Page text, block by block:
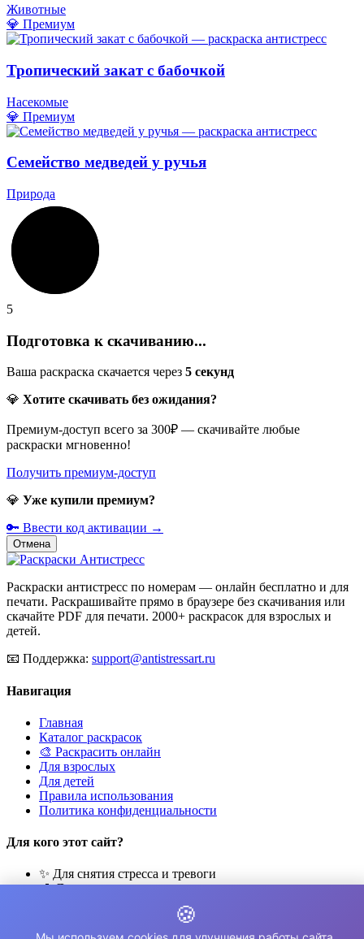
Животные
💎 Премиум
Тропический закат с бабочкой
Насекомые
💎 Премиум
Семейство медведей у ручья
Природа
5
Подготовка к скачиванию...
Ваша раскраска скачается через 5 секунд
💎 Хотите скачивать без ожидания?
Премиум-доступ всего за 300₽ — скачивайте любые
раскраски мгновенно!
Получить премиум-доступ
💎 Уже купили премиум?
🔑 Ввести код активации →
Отмена
Раскраски антистресс по номерам — онлайн бесплатно и для
печати. Раскрашивайте прямо в браузере без скачивания или
скачайте PDF для печати. 2000+ раскрасок для взрослых и
детей.
📧 Поддержка: support@antistressart.ru
Навигация
Главная
Каталог раскрасок
🎨 Раскрасить онлайн
Для взрослых
Для детей
Правила использования
Политика конфиденциальности
Для кого этот сайт?
✨ Для снятия стресса и тревоги
🎨 Для развития креативности
🧘 Для медитации и расслабления
👨‍👩‍👧‍👦 Для семейного досуга
🍪